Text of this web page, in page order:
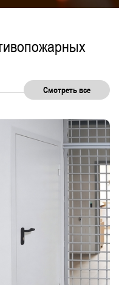
Смотреть все